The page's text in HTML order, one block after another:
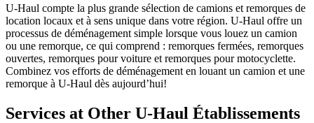
U-Haul compte la plus grande sélection de camions et remorques de
location locaux et à sens unique dans votre région. U-Haul offre un
processus de déménagement simple lorsque vous louez un camion
ou une remorque, ce qui comprend : remorques fermées, remorques
ouvertes, remorques pour voiture et remorques pour motocyclette.
Combinez vos efforts de déménagement en louant un camion et une
remorque à U-Haul dès aujourd’hui!
Services at Other U-Haul Établissements